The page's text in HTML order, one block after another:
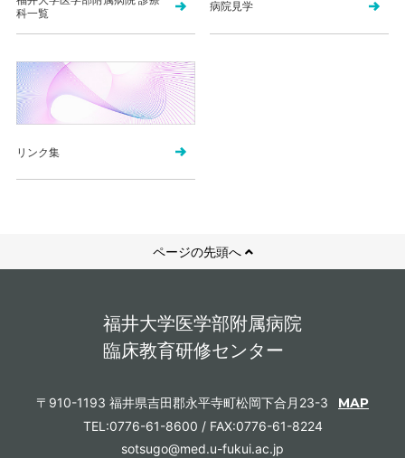
科一覧
病院見学
リンク集
ページの先頭へ
福井大学医学部附属病院
臨床教育研修センター
〒910-1193 福井県吉田郡永平寺町松岡下合月23-3 MAP
TEL:0776-61-8600 / FAX:0776-61-8224
sotsugo@med.u-fukui.ac.jp